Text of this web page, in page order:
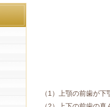
（1）上顎の前歯が